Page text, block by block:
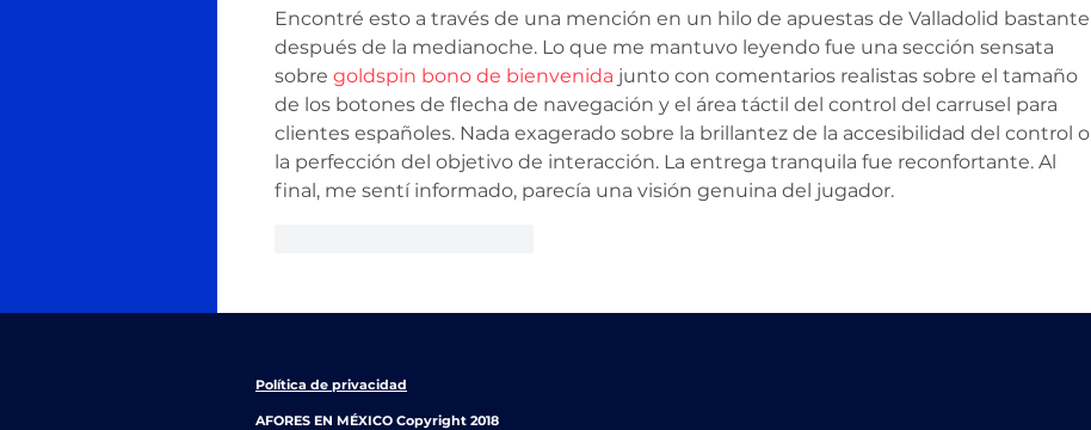
Encontré esto a través de una mención en un hilo de apuestas de Valladolid bastante
después de la medianoche. Lo que me mantuvo leyendo fue una sección sensata
sobre goldspin bono de bienvenida junto con comentarios realistas sobre el tamaño
de los botones de flecha de navegación y el área táctil del control del carrusel para
clientes españoles. Nada exagerado sobre la brillantez de la accesibilidad del control o
la perfección del objetivo de interacción. La entrega tranquila fue reconfortante. Al
final, me sentí informado, parecía una visión genuina del jugador.
Política de privacidad
AFORES EN MÉXICO Copyright 2018